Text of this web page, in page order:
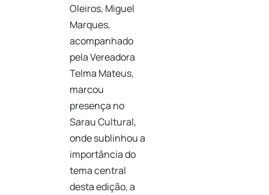
Oleiros, Miguel
Marques,
acompanhado
pela Vereadora
Telma Mateus,
marcou
presença no
Sarau Cultural,
onde sublinhou a
importância do
tema central
desta edição, a